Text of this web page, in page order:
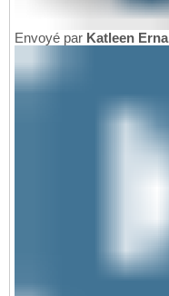
Envoyé par Katleen Erna